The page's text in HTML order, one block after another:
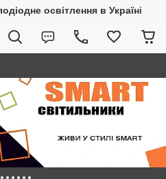
освітлення в Україні